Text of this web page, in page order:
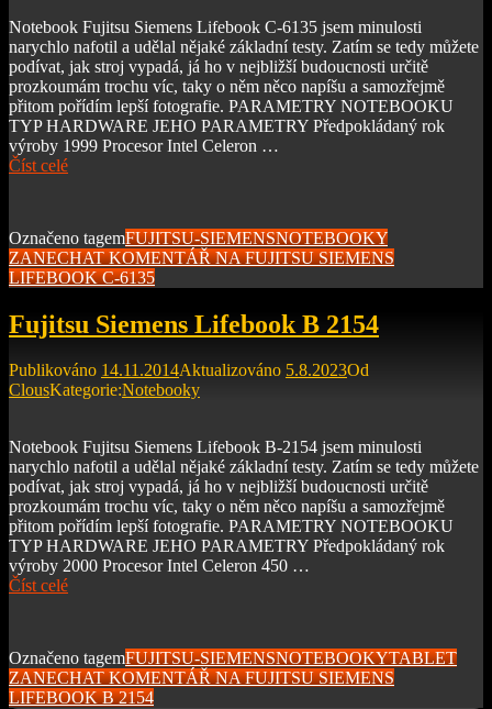
Notebook Fujitsu Siemens Lifebook C-6135 jsem minulosti
narychlo nafotil a udělal nějaké základní testy. Zatím se tedy můžete
podívat, jak stroj vypadá, já ho v nejbližší budoucnosti určitě
prozkoumám trochu víc, taky o něm něco napíšu a samozřejmě
přitom pořídím lepší fotografie. PARAMETRY NOTEBOOKU
TYP HARDWARE JEHO PARAMETRY Předpokládaný rok
výroby 1999 Procesor Intel Celeron …
Číst celé
Označeno tagemFUJITSU-SIEMENSNOTEBOOKY
ZANECHAT KOMENTÁŘNA FUJITSU SIEMENS
LIFEBOOK C-6135
Fujitsu Siemens Lifebook B 2154
Publikováno 14.11.2014Aktualizováno 5.8.2023Od
ClousKategorie:Notebooky
Notebook Fujitsu Siemens Lifebook B-2154 jsem minulosti
narychlo nafotil a udělal nějaké základní testy. Zatím se tedy můžete
podívat, jak stroj vypadá, já ho v nejbližší budoucnosti určitě
prozkoumám trochu víc, taky o něm něco napíšu a samozřejmě
přitom pořídím lepší fotografie. PARAMETRY NOTEBOOKU
TYP HARDWARE JEHO PARAMETRY Předpokládaný rok
výroby 2000 Procesor Intel Celeron 450 …
Číst celé
Označeno tagemFUJITSU-SIEMENSNOTEBOOKYTABLET
ZANECHAT KOMENTÁŘNA FUJITSU SIEMENS
LIFEBOOK B 2154